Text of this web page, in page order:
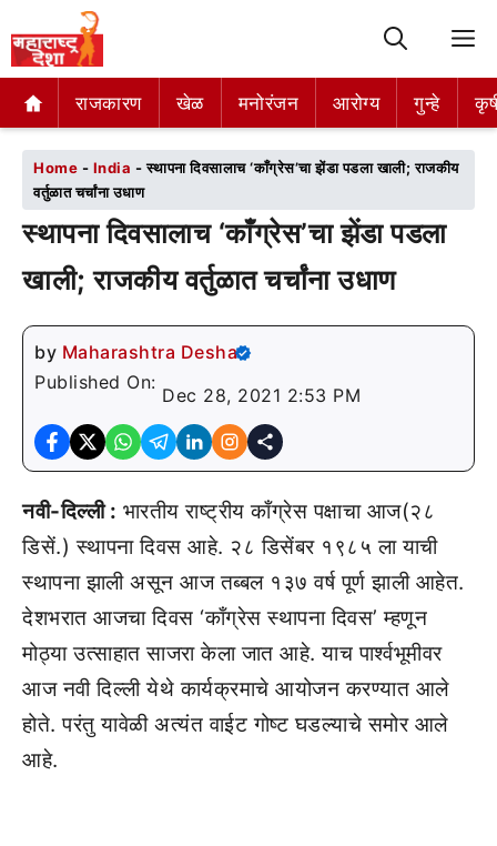
राजकारण खेळ मनोरंजन आरोग्य गुन्हे
राजकारण खेळ मनोरंजन आरोग्य गुन्हे
Home - India -स्थापना दिवसालाच ‘काँग्रेस’चा झेंडा पडला खाली; राजकीय
वर्तुळात चर्चांना उधाण
स्थापना दिवसालाच ‘काँग्रेस’चा झेंडा पडला
खाली; राजकीय वर्तुळात चर्चांना उधाण
by Maharashtra Desha
Published On:
Dec 28, 2021 2:53 PM
नवी-दिल्ली : भारतीय राष्ट्रीय काँग्रेस पक्षाचा आज(२८
डिसें.) स्थापना दिवस आहे. २८ डिसेंबर १९८५ ला याची
स्थापना झाली असून आज तब्बल १३७ वर्ष पूर्ण झाली आहेत.
देशभरात आजचा दिवस ‘काँग्रेस स्थापना दिवस’ म्हणून
मोठ्या उत्साहात साजरा केला जात आहे. याच पार्श्वभूमीवर
आज नवी दिल्ली येथे कार्यक्रमाचे आयोजन करण्यात आले
होते. परंतु यावेळी अत्यंत वाईट गोष्ट घडल्याचे समोर आले
आहे.